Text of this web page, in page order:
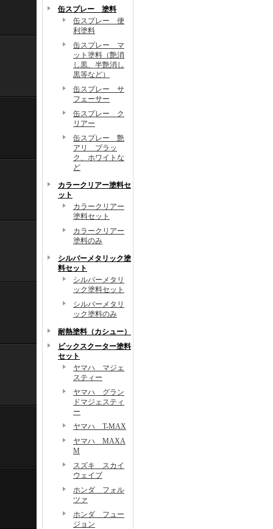
缶スプレー 塗料
缶スプレー 便
利塗料
缶スプレー マ
ット塗料（艶消
し黒、半艶消し
黒等など）
缶スプレー サ
フェーサー
缶スプレー ク
リアー
缶スプレー 艶
アリ ブラッ
ク、ホワイトな
ど
カラークリアー塗料セ
ット
カラークリアー
塗料セット
カラークリアー
塗料のみ
シルバーメタリック塗
料セット
シルバーメタリ
ック塗料セット
シルバーメタリ
ック塗料のみ
耐熱塗料（カシュー）
ビックスクーター塗料
セット
ヤマハ マジェ
スティー
ヤマハ グラン
ドマジェスティ
ー
ヤマハ T-MAX
ヤマハ MAXA
M
スズキ スカイ
ウェイブ
ホンダ フォル
ツァ
ホンダ フュー
ジョン